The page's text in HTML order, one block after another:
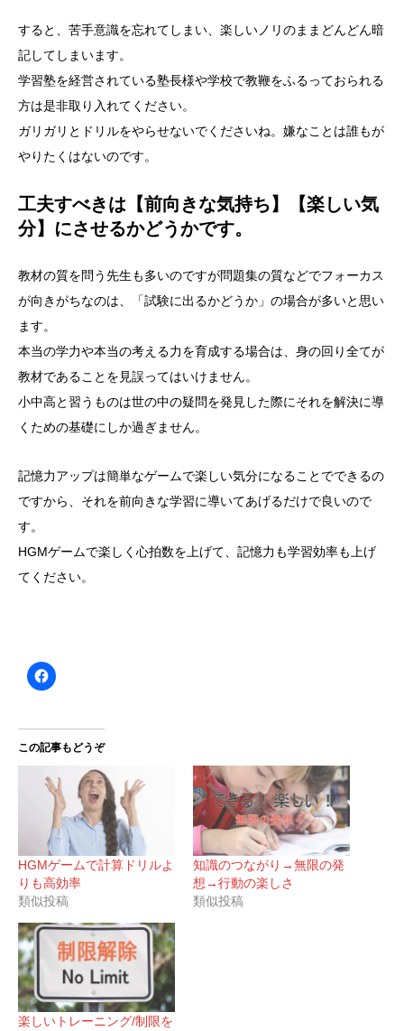
すると、苦手意識を忘れてしまい、楽しいノリのままどんどん暗
記してしまいます。
学習塾を経営されている塾長様や学校で教鞭をふるっておられる
方は是非取り入れてください。
ガリガリとドリルをやらせないでくださいね。嫌なことは誰もが
やりたくはないのです。
工夫すべきは【前向きな気持ち】【楽しい気
分】にさせるかどうかです。
教材の質を問う先生も多いのですが問題集の質などでフォーカス
が向きがちなのは、「試験に出るかどうか」の場合が多いと思い
ます。
本当の学力や本当の考える力を育成する場合は、身の回り全てが
教材であることを見誤ってはいけません。
小中高と習うものは世の中の疑問を発見した際にそれを解決に導
くための基礎にしか過ぎません。
記憶力アップは簡単なゲームで楽しい気分になることでできるの
ですから、それを前向きな学習に導いてあげるだけで良いので
す。
HGMゲームで楽しく心拍数を上げて、記憶力も学習効率も上げ
てください。
この記事もどうぞ
HGMゲームで計算ドリルよ
りも高効率
類似投稿
知識のつながり→無限の発
想→行動の楽しさ
類似投稿
楽しいトレーニング/制限を